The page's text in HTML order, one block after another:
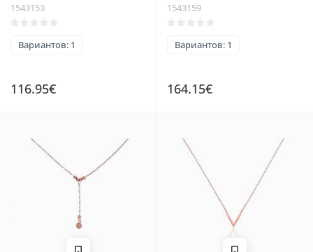
1543153
Вариантов: 1
116.95€
1543159
Вариантов: 1
164.15€